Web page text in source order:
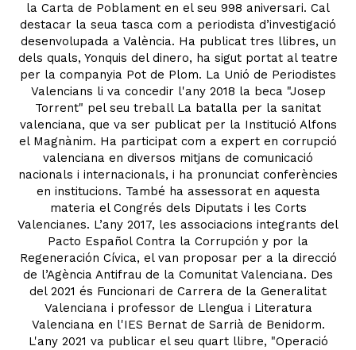
la Carta de Poblament en el seu 998 aniversari. Cal
destacar la seua tasca com a periodista d’investigació
desenvolupada a València. Ha publicat tres llibres, un
dels quals, Yonquis del dinero, ha sigut portat al teatre
per la companyia Pot de Plom. La Unió de Periodistes
Valencians li va concedir l'any 2018 la beca "Josep
Torrent" pel seu treball La batalla per la sanitat
valenciana, que va ser publicat per la Institució Alfons
el Magnànim. Ha participat com a expert en corrupció
valenciana en diversos mitjans de comunicació
nacionals i internacionals, i ha pronunciat conferències
en institucions. També ha assessorat en aquesta
materia el Congrés dels Diputats i les Corts
Valencianes. L’any 2017, les associacions integrants del
Pacto Español Contra la Corrupción y por la
Regeneración Cívica, el van proposar per a la direcció
de l’Agència Antifrau de la Comunitat Valenciana. Des
del 2021 és Funcionari de Carrera de la Generalitat
Valenciana i professor de Llengua i Literatura
Valenciana en l'IES Bernat de Sarrià de Benidorm.
L'any 2021 va publicar el seu quart llibre, "Operació